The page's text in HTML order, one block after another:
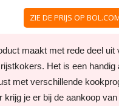
ZIE DE PRIJS OP
maakt met rede deel uit
Het is een handig
met verschillende
krijg je er bij de aankoop